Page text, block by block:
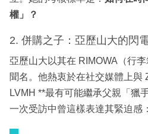
權」？
2. 併購之子：亞歷山大的閃
亞歷山大以其在 RIMOWA（行
聞名。他熱衷於在社交媒體上與
LVMH **最有可能繼承父親「獵
一次受訪中曾這樣表達其緊迫感：